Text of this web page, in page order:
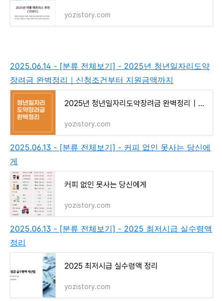
yozistory.com
2025.06.14 - [분류 전체보기] - 2025년 청년일자리도약
장려금 완벽정리｜신청조건부터 지원금액까지
2025년 청년일자리도약장려금 완벽정리｜신청조건부터 지원금액까지
yozistory.com
2025.06.13 - [분류 전체보기] - 커피 없인 못사는 당신에
게
커피 없인 못사는 당신에게
yozistory.com
2025.06.13 - [분류 전체보기] - 2025 최저시급 실수령액
정리
2025 최저시급 실수령액 정리
yozistory.com